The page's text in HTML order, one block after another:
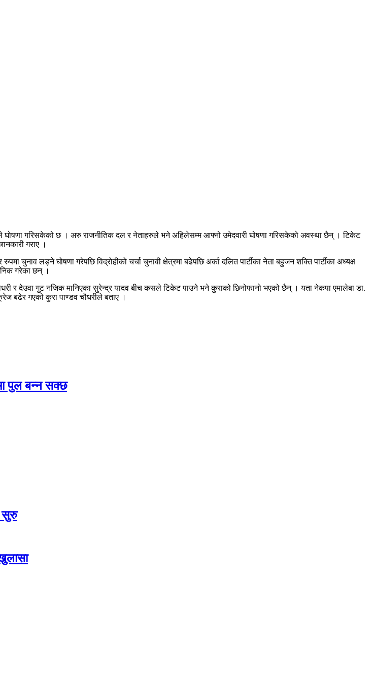
घोषणा गरिसकेको छ । अरु राजनीतिक दल र नेताहरुले भने अहिलेसम्म आफ्नो उमेदवारी घोषणा गरिसकेको अवस्था छैन् । टिकेट
गराए ।
चुनाव लड्ने घोषणा गरेपछि विद्रोहीको चर्चा चुनावी क्षेत्रमा बढेपछि अर्का दलित पार्टीका नेता बहुजन शक्ति पार्टीका अध्यक्ष
गरेका छन् ।
र देउवा गुट नजिक मानिएका सुरेन्द्र यादव बीच कसले टिकेट पाउने भने कुराको छिनोफानो भएको छैन् । यता नेकपा एमालेबा डा.
बढेर गएको कुरा पाण्डव चौधरीले बताए ।
पुल बन्न सक्छ
सुरु